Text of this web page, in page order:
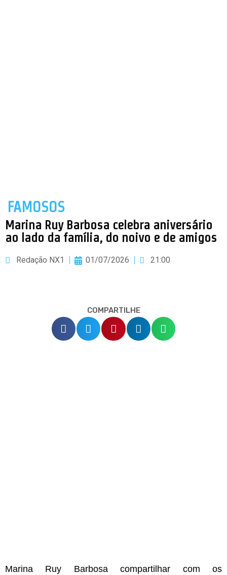
FAMOSOS
Marina Ruy Barbosa celebra aniversário
ao lado da família, do noivo e de amigos
Redação NX1 01/07/2026 21:00
COMPARTILHE
Marina Ruy Barbosa compartilhar com os